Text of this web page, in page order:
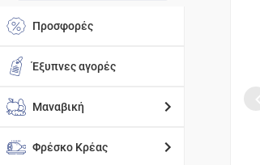
Προσφορές
Έξυπνες αγορές
Μαναβική
Φρέσκο Κρέας